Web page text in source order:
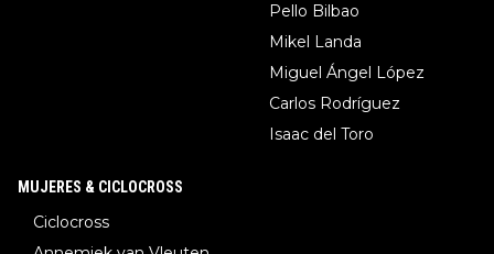
Pello Bilbao
Mikel Landa
Miguel Ángel López
Carlos Rodríguez
Isaac del Toro
MUJERES & CICLOCROSS
Ciclocross